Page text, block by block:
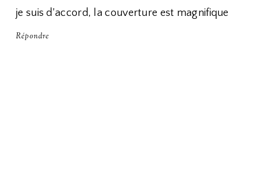
je suis d'accord, la couverture est magnifique
Répondre